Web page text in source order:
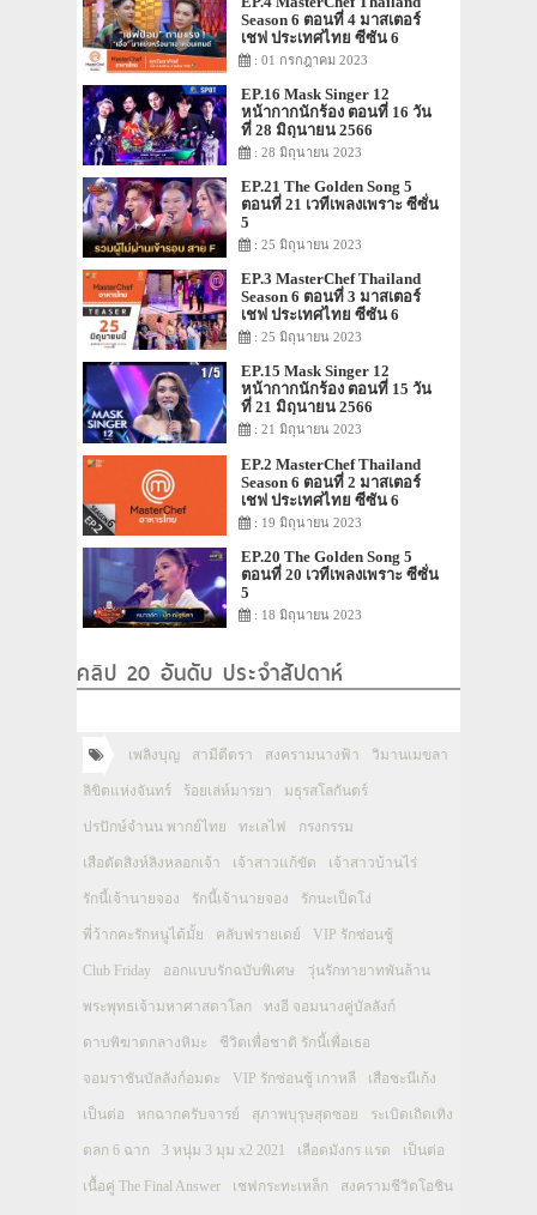
Season 6 ตอนที่ 4 มาสเตอร์
เชฟ ประเทศไทย ซีซัน 6
: 01 กรกฎาคม 2023
EP.16 Mask Singer 12
หน้ากากนักร้อง ตอนที่ 16 วัน
ที่ 28 มิถุนายน 2566
: 28 มิถุนายน 2023
EP.21 The Golden Song 5
ตอนที่ 21 เวทีเพลงเพราะ ซีซั่น
5
: 25 มิถุนายน 2023
EP.3 MasterChef Thailand
Season 6 ตอนที่ 3 มาสเตอร์
เชฟ ประเทศไทย ซีซัน 6
: 25 มิถุนายน 2023
EP.15 Mask Singer 12
หน้ากากนักร้อง ตอนที่ 15 วัน
ที่ 21 มิถุนายน 2566
: 21 มิถุนายน 2023
EP.2 MasterChef Thailand
Season 6 ตอนที่ 2 มาสเตอร์
เชฟ ประเทศไทย ซีซัน 6
: 19 มิถุนายน 2023
EP.20 The Golden Song 5
ตอนที่ 20 เวทีเพลงเพราะ ซีซั่น
5
: 18 มิถุนายน 2023
คลิป 20 อันดับ ประจำสัปดาห์
เพลิงบุญ สามีตีตรา สงครามนางฟ้า วิมานเมขลา
ลิขิตแห่งจันทร์ ร้อยเล่ห์มารยา มธุรสโลกันตร์
ปรปักษ์จำนน พากย์ไทย ทะเลไฟ กรงกรรม
เสือตัดสิงห์ลิงหลอกเจ้า เจ้าสาวแก้ขัด เจ้าสาวบ้านไร่
รักนี้เจ้านายจอง รักนี้เจ้านายจอง รักนะเป็ดโง่
พี่ว้ากคะรักหนูได้มั้ย คลับฟรายเดย์ VIP รักซ่อนชู้
Club Friday ออกแบบรักฉบับพิเศษ วุ่นรักทายาทพันล้าน
พระพุทธเจ้ามหาศาสดาโลก ทงอี จอมนางคู่บัลลังก์
ดาบพิฆาตกลางหิมะ ชีวิตเพื่อชาติ รักนี้เพื่อเธอ
จอมราชันบัลลังก์อมตะ VIP รักซ่อนชู้ เกาหลี เสือชะนีเก้ง
เป็นต่อ หกฉากครับจารย์ สุภาพบุรุษสุดซอย ระเบิดเถิดเทิง
ตลก 6 ฉาก 3 หนุ่ม 3 มุม x2 2021 เลือดมังกร แรด เป็นต่อ
เนื้อคู่ The Final Answer เชฟกระทะเหล็ก สงครามชีวิตโอชิน